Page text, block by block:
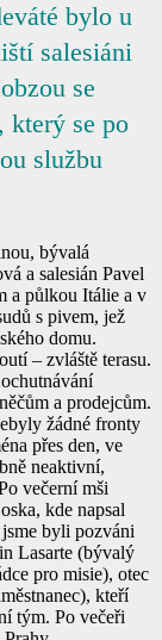
bylo u
salesiáni
se
který se po
službu
bývalá
a salesián Pavel
a půlkou Itálie a v
s pivem, jež
domu.
– zvláště terasu.
a prodejcům.
žádné fronty
přes den, ve
neaktivní,
večerní mši
kde napsal
jsme byli pozváni
Lasarte (bývalý
pro misie), otec
kteří
tým. Po večeři